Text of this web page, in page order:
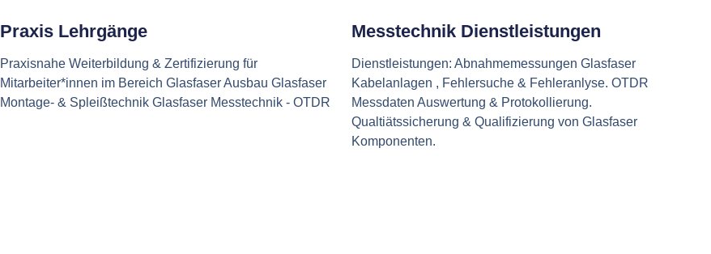
Praxis Lehrgänge
Praxisnahe Weiterbildung & Zertifizierung für
Mitarbeiter*innen im Bereich Glasfaser Ausbau Glasfaser
Montage- & Spleißtechnik Glasfaser Messtechnik - OTDR
Messtechnik Dienstleistungen
Dienstleistungen: Abnahmemessungen Glasfaser
Kabelanlagen , Fehlersuche & Fehleranlyse. OTDR
Messdaten Auswertung & Protokollierung.
Qualtiätssicherung & Qualifizierung von Glasfaser
Komponenten.